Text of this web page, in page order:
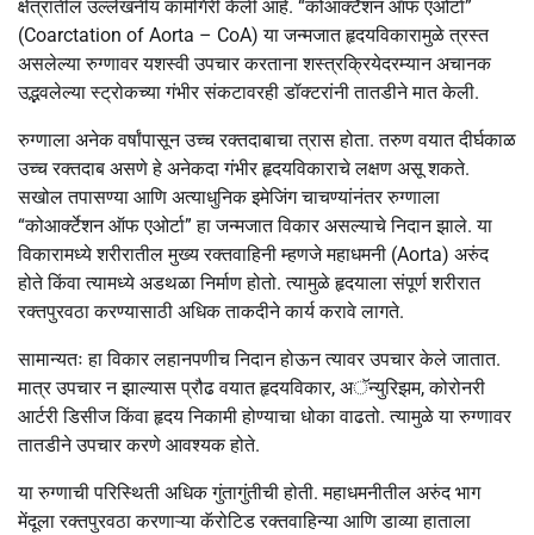
क्षेत्रातील उल्लेखनीय कामगिरी केली आहे. “कोआर्क्टेशन ऑफ एओर्टा”
(Coarctation of Aorta – CoA) या जन्मजात हृदयविकारामुळे त्रस्त
असलेल्या रुग्णावर यशस्वी उपचार करताना शस्त्रक्रियेदरम्यान अचानक
उद्भवलेल्या स्ट्रोकच्या गंभीर संकटावरही डॉक्टरांनी तातडीने मात केली.
रुग्णाला अनेक वर्षांपासून उच्च रक्तदाबाचा त्रास होता. तरुण वयात दीर्घकाळ
उच्च रक्तदाब असणे हे अनेकदा गंभीर हृदयविकाराचे लक्षण असू शकते.
सखोल तपासण्या आणि अत्याधुनिक इमेजिंग चाचण्यांनंतर रुग्णाला
“कोआर्क्टेशन ऑफ एओर्टा” हा जन्मजात विकार असल्याचे निदान झाले. या
विकारामध्ये शरीरातील मुख्य रक्तवाहिनी म्हणजे महाधमनी (Aorta) अरुंद
होते किंवा त्यामध्ये अडथळा निर्माण होतो. त्यामुळे हृदयाला संपूर्ण शरीरात
रक्तपुरवठा करण्यासाठी अधिक ताकदीने कार्य करावे लागते.
सामान्यतः हा विकार लहानपणीच निदान होऊन त्यावर उपचार केले जातात.
मात्र उपचार न झाल्यास प्रौढ वयात हृदयविकार, अॅन्युरिझम, कोरोनरी
आर्टरी डिसीज किंवा हृदय निकामी होण्याचा धोका वाढतो. त्यामुळे या रुग्णावर
तातडीने उपचार करणे आवश्यक होते.
या रुग्णाची परिस्थिती अधिक गुंतागुंतीची होती. महाधमनीतील अरुंद भाग
मेंदूला रक्तपुरवठा करणाऱ्या कॅरोटिड रक्तवाहिन्या आणि डाव्या हाताला